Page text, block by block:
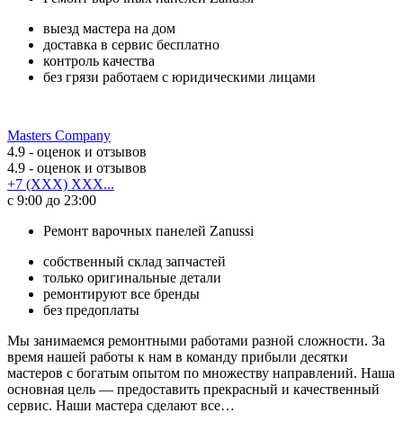
выезд мастера на дом
доставка в сервис бесплатно
контроль качества
без грязи работаем с юридическими лицами
Masters Company
4.9 - оценок и отзывов
4.9 - оценок и отзывов
+7 (XXX) XXX...
с 9:00 до 23:00
Ремонт варочных панелей Zanussi
собственный склад запчастей
только оригинальные детали
ремонтируют все бренды
без предоплаты
Мы занимаемся ремонтными работами разной сложности. За
время нашей работы к нам в команду прибыли десятки
мастеров с богатым опытом по множеству направлений. Наша
основная цель — предоставить прекрасный и качественный
сервис. Наши мастера сделают все…